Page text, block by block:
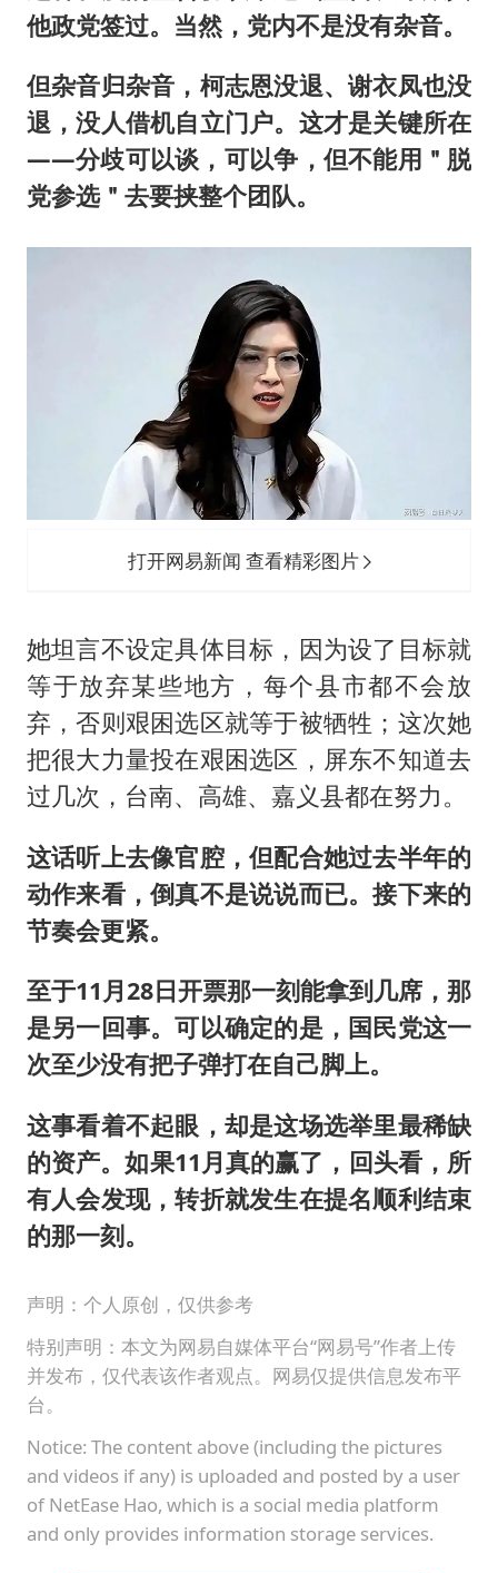
他政党签过。当然，党内不是没有杂音。
但杂音归杂音，柯志恩没退、谢衣凤也没
退，没人借机自立门户。这才是关键所在
——分歧可以谈，可以争，但不能用＂脱
党参选＂去要挟整个团队。
打开网易新闻 查看精彩图片
她坦言不设定具体目标，因为设了目标就
等于放弃某些地方，每个县市都不会放
弃，否则艰困选区就等于被牺牲；这次她
把很大力量投在艰困选区，屏东不知道去
过几次，台南、高雄、嘉义县都在努力。
这话听上去像官腔，但配合她过去半年的
动作来看，倒真不是说说而已。接下来的
节奏会更紧。
至于11月28日开票那一刻能拿到几席，那
是另一回事。可以确定的是，国民党这一
次至少没有把子弹打在自己脚上。
这事看着不起眼，却是这场选举里最稀缺
的资产。如果11月真的赢了，回头看，所
有人会发现，转折就发生在提名顺利结束
的那一刻。
声明：个人原创，仅供参考
特别声明：本文为网易自媒体平台“网易号”作者上传
并发布，仅代表该作者观点。网易仅提供信息发布平
台。
Notice: The content above (including the pictures
and videos if any) is uploaded and posted by a user
of NetEase Hao, which is a social media platform
and only provides information storage services.